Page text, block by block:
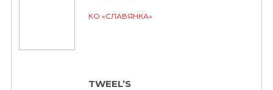
КО «СЛАВЯНКА»
TWEEL’S